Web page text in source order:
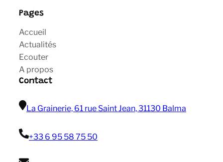
Pages
Accueil
Actualités
Ecouter
A propos
Contact
La Grainerie, 61 rue Saint Jean, 31130 Balma
+33 6 95 58 75 50